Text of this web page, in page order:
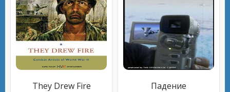
They Drew Fire Падение